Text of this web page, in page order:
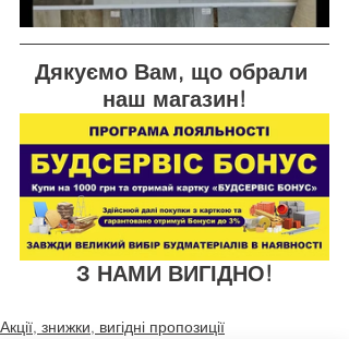
Дякуємо Вам, що обрали
наш магазин!
З НАМИ ВИГІДНО!
Акції, знижки, вигідні пропозиції